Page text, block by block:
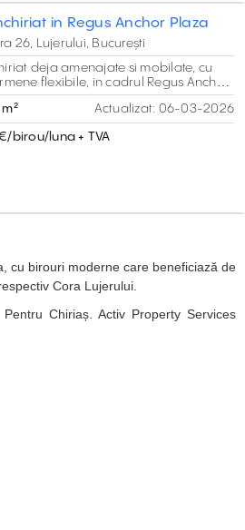
in Regus Anchor Plaza
26, Lujerului, București
deja amenajate si mobilate, cu
flexibile, in cadrul Regus Anchor
Lujerului.
Actualizat: 06-03-2026
birou/luna + TVA
cu birouri moderne care beneficiază de
Cora Lujerului.
Chiriaș. Activ Property Services